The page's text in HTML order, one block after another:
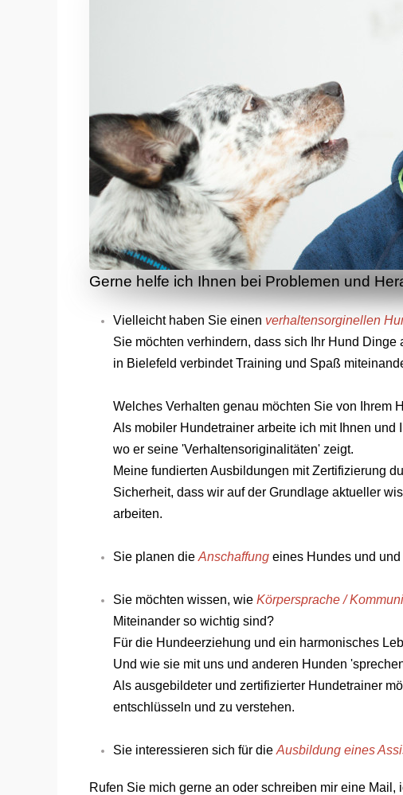
Gerne helfe ich Ihnen bei Problemen und
Vielleicht haben Sie einen verhaltensorginellen
Sie möchten verhindern, dass sich Ihr Hund
in Bielefeld verbindet Training und Spaß
Welches Verhalten genau möchten Sie von Ihrem
Als mobiler Hundetrainer arbeite ich mit Ihnen
wo er seine 'Verhaltensoriginalitäten' zeigt.
Meine fundierten Ausbildungen mit Zertifizierung
Sicherheit, dass wir auf der Grundlage aktueller
arbeiten.
Sie planen die Anschaffung eines Hundes und
Sie möchten wissen, wie Körpersprache/
Miteinander so wichtig sind?
Für die Hundeerziehung und ein harmonisches
Und wie sie mit uns und anderen Hunden
Als ausgebildeter und zertifizierter Hundetrainer
entschlüsseln und zu verstehen.
Sie interessieren sich für die Ausbildung eines
Rufen Sie mich gerne an oder schreiben mir eine